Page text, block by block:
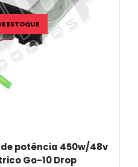
ESTOQUE
potência 450w/48v
Go-10 Drop